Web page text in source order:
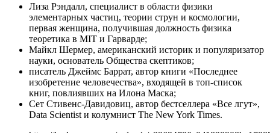
Лиза Рэндалл, специалист в области физики
элементарных частиц, теории струн и космологии,
первая женщина, получившая должность физика
теоретика в MIT и Гарварде;
Майкл Шермер, американский историк и популяризатор
науки, основатель Общества скептиков;
писатель Джеймс Баррат, автор книги «Последнее
изобретение человечества», входящей в топ-список
книг, повлиявших на Илона Маска;
Сет Стивенс-Давидовиц, автор бестселлера «Все лгут»,
Data Scientist и колумнист The New York Times.